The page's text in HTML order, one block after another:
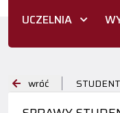
UCZELNIA
wróć